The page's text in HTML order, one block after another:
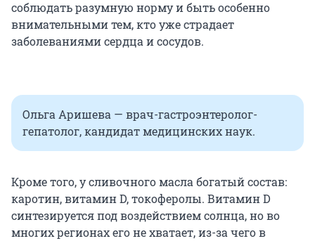
соблюдать разумную норму и быть особенно
внимательными тем, кто уже страдает
заболеваниями сердца и сосудов.
Ольга Аришева — врач-гастроэнтеролог-
гепатолог, кандидат медицинских наук.
Кроме того, у сливочного масла богатый состав:
каротин, витамин D, токоферолы. Витамин D
синтезируется под воздействием солнца, но во
многих регионах его не хватает, из-за чего в